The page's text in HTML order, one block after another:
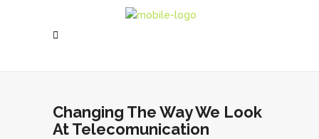
Changing The Way We Look
At Telecomunication